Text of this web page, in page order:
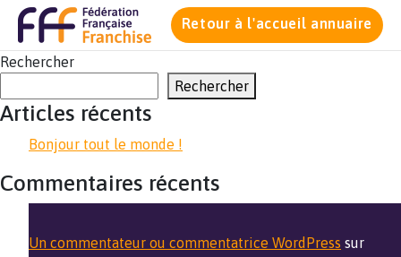
Retour à l'accueil annuaire
Rechercher
Rechercher
Articles récents
Bonjour tout le monde !
Commentaires récents
Un commentateur ou commentatrice WordPress sur